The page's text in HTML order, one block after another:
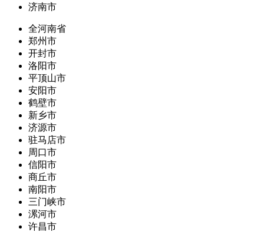
济南市
全河南省
郑州市
开封市
洛阳市
平顶山市
安阳市
鹤壁市
新乡市
济源市
驻马店市
周口市
信阳市
商丘市
南阳市
三门峡市
漯河市
许昌市